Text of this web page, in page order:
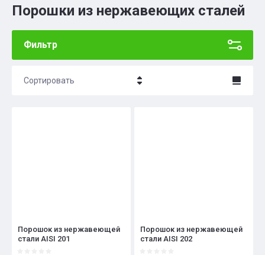
Порошки из нержавеющих сталей
Фильтр
Сортировать
Порошок из нержавеющей
стали AISI 201
Порошок из нержавеющей
стали AISI 202